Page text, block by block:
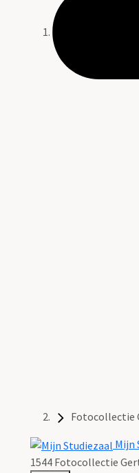
Fotocollectie
Mijn
1544 Fotocollectie